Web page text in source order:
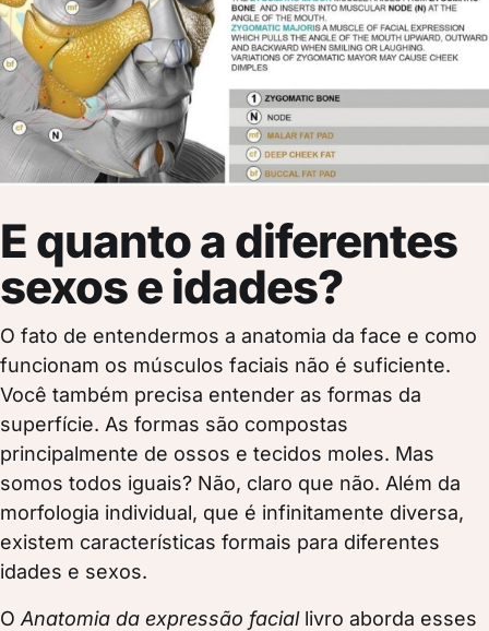
E quanto a diferentes
sexos e idades?
O fato de entendermos a anatomia da face e como
funcionam os músculos faciais não é suficiente.
Você também precisa entender as formas da
superfície. As formas são compostas
principalmente de ossos e tecidos moles. Mas
somos todos iguais? Não, claro que não. Além da
morfologia individual, que é infinitamente diversa,
existem características formais para diferentes
idades e sexos.
O Anatomia da expressão faciallivro aborda esses